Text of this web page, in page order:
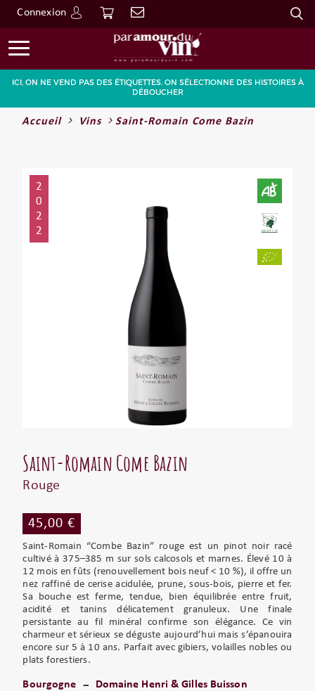
Connexion
Go
ICI, ON NE VEND PAS DES ÉTIQUETTES. ON SÉLECTIONNE DES HISTOIRES À
DÉBOUCHER
Accueil Vins Saint-Romain Come Bazin
2
0
2
2
Saint-Romain Come Bazin
Rouge
45,00 €
Saint-Romain “Combe Bazin” rouge est un pinot noir racé
cultivé à 375–385 m sur sols calcosols et marnes. Élevé 10 à
12 mois en fûts (renouvellement bois neuf < 10 %), il offre un
nez raffiné de cerise acidulée, prune, sous-bois, pierre et fer.
Sa bouche est ferme, tendue, bien équilibrée entre fruit,
acidité et tanins délicatement granuleux. Une finale
persistante au fil minéral confirme son élégance. Ce vin
charmeur et sérieux se déguste aujourd’hui mais s’épanouira
encore sur 5 à 10 ans. Parfait avec gibiers, volailles nobles ou
plats forestiers.
Bourgogne Domaine Henri & Gilles Buisson